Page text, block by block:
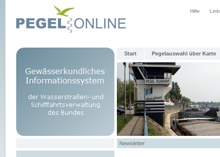
Hilfe
Start Pegelauswahl über Karte
Newsletter